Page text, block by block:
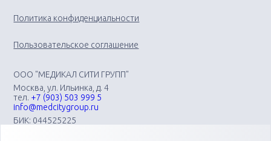
Политика конфиденциальности
Пользовательское соглашение
ООО "МЕДИКАЛ СИТИ ГРУПП"
Москва, ул. Ильинка, д. 4
тел. +7 (903) 503 999 5
info@medcitygroup.ru
БИК: 044525225